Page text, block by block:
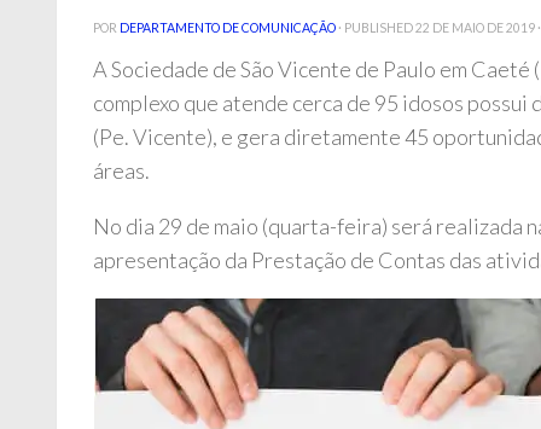
POR DEPARTAMENTO DE COMUNICAÇÃO · PUBLISHED22 DE MAIO DE 2019
A Sociedade de São Vicente de Paulo em
complexo que atende cerca de 95 idosos possui
(Pe. Vicente), e gera diretamente 45
áreas.
No dia 29 de maio (quarta-feira) será realizada
apresentação da Prestação de Contas das